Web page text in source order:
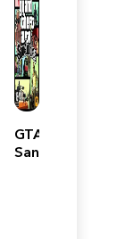
GTA
San